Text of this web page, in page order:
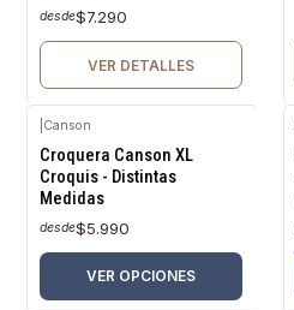
desde$7.290
VER DETALLES
Canson
Croquera Canson XL
Croquis - Distintas
Medidas
desde$5.990
VER OPCIONES